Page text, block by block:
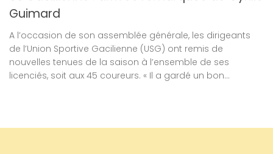
Guimard
A l’occasion de son assemblée générale, les dirigeants
de l’Union Sportive Gacilienne (USG) ont remis de
nouvelles tenues de la saison à l’ensemble de ses
licenciés, soit aux 45 coureurs. « Il a gardé un bon...